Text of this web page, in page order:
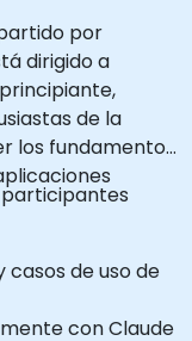
por
dirigido a
de la
los fundamentos
de uso de
con Claude